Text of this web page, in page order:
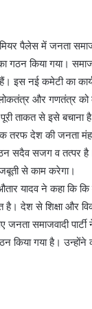
पैलेस में जनता
किया गया।
इस नई कमेटी का
लोकतंत्र और गणतंत्र
पूरी ताकत से इसे
देश की जनता
सदैव सजग व
से काम करेगा।
यादव ने कहा कि कि
देश से शिक्षा और
समाजवादी पार्टी
गया है। उन्होंने